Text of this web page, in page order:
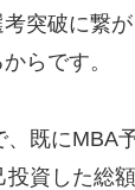
突破に繋
らです。
既にMBA
投資した総